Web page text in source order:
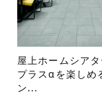
屋上ホームシア
プラスαを楽しめ
ン...